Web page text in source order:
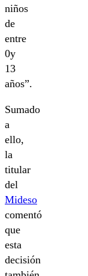
niños
de
entre
0y
13
años”.
Sumado
a
ello,
la
titular
del
Mideso
comentó
que
esta
decisión